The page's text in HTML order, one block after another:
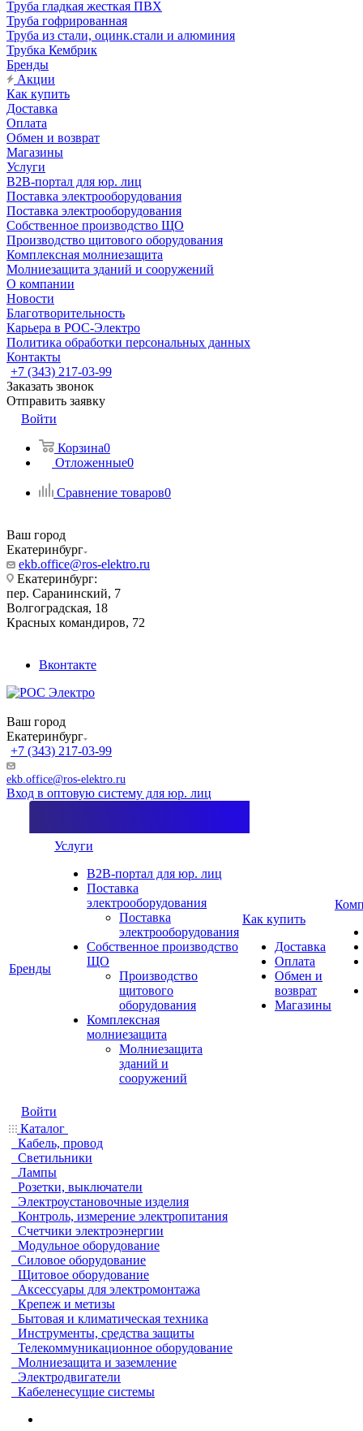
Труба гладкая жесткая ПВХ
Труба гофрированная
Труба из стали, оцинк.стали и алюминия
Трубка Кембрик
Бренды
Акции
Как купить
Доставка
Оплата
Обмен и возврат
Магазины
Услуги
B2B-портал для юр. лиц
Поставка электрооборудования
Поставка электрооборудования
Собственное производство ЩО
Производство щитового оборудования
Комплексная молниезащита
Молниезащита зданий и сооружений
О компании
Новости
Благотворительность
Карьера в РОС-Электро
Политика обработки персональных данных
Контакты
+7 (343) 217-03-99
Заказать звонок
Отправить заявку
Войти
Корзина0
Отложенные0
Сравнение товаров0
Ваш город
Екатеринбург
ekb.office@ros-elektro.ru
Екатеринбург:
пер. Саранинский, 7
Волгоградская, 18
Красных командиров, 72
Вконтакте
Ваш город
Екатеринбург
+7 (343) 217-03-99
ekb.office@ros-elektro.ru
Вход в оптовую систему для юр. лиц
Бренды
Услуги
B2B-портал для юр. лиц
Поставка
электрооборудования
Поставка
электрооборудования
Собственное производство
ЩО
Производство
щитового
оборудования
Комплексная
молниезащита
Молниезащита
зданий и
сооружений
Как купить
Доставка
Оплата
Обмен и
возврат
Магазины
Войти
Каталог
Кабель, провод
Светильники
Лампы
Розетки, выключатели
Электроустановочные изделия
Контроль, измерение электропитания
Счетчики электроэнергии
Модульное оборудование
Силовое оборудование
Щитовое оборудование
Аксессуары для электромонтажа
Крепеж и метизы
Бытовая и климатическая техника
Инструменты, средства защиты
Телекоммуникационное оборудование
Молниезащита и заземление
Электродвигатели
Кабеленесущие системы